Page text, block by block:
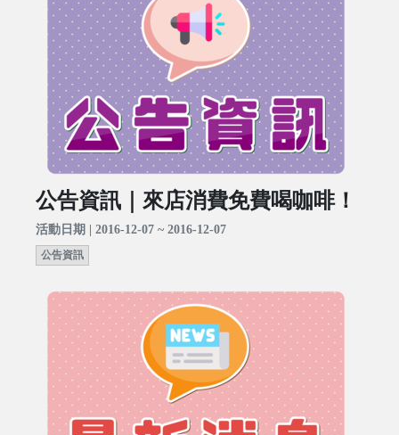
公告資訊｜來店消費免費喝咖啡！
活動日期 | 2016-12-07 ~ 2016-12-07
公告資訊